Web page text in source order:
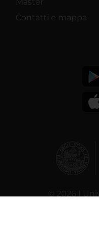
Contatti e mappa
© 2026 |